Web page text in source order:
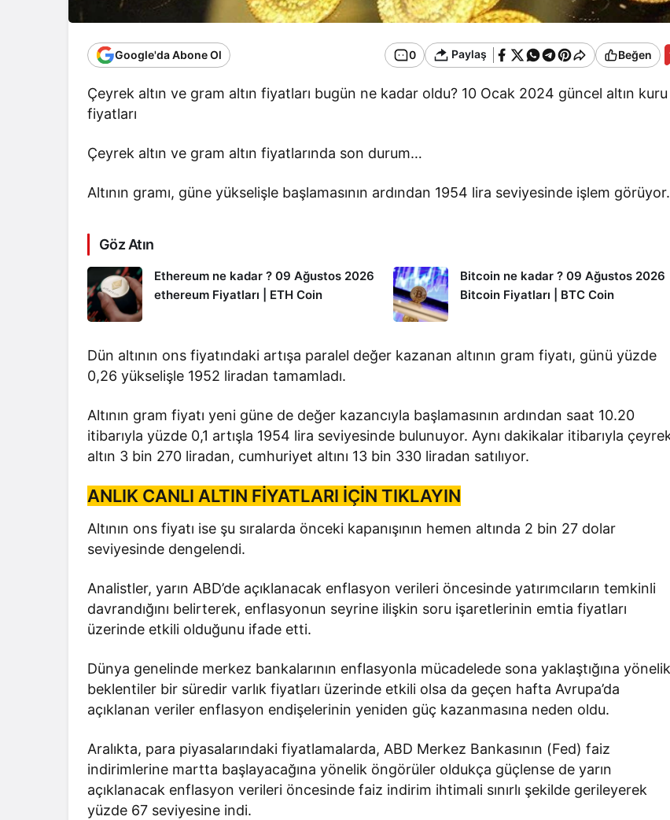
Google'da Abone Ol 0 Paylaş Beğen
Çeyrek altın ve gram altın fiyatları bugün ne kadar oldu? 10 Ocak 2024 güncel altın kuru
fiyatları
Çeyrek altın ve gram altın fiyatlarında son durum…
Altının gramı, güne yükselişle başlamasının ardından 1954 lira seviyesinde işlem görüyor.
Göz Atın
Ethereum ne kadar ? 09 Ağustos 2026
ethereum Fiyatları | ETH Coin
Bitcoin ne kadar ? 09 Ağustos 2026
Bitcoin Fiyatları | BTC Coin
Dün altının ons fiyatındaki artışa paralel değer kazanan altının gram fiyatı, günü yüzde
0,26 yükselişle 1952 liradan tamamladı.
Altının gram fiyatı yeni güne de değer kazancıyla başlamasının ardından saat 10.20
itibarıyla yüzde 0,1 artışla 1954 lira seviyesinde bulunuyor. Aynı dakikalar itibarıyla
altın 3 bin 270 liradan, cumhuriyet altını 13 bin 330 liradan satılıyor.
ANLIK CANLI ALTIN FİYATLARI İÇİN TIKLAYIN
Altının ons fiyatı ise şu sıralarda önceki kapanışının hemen altında 2 bin 27 dolar
seviyesinde dengelendi.
Analistler, yarın ABD’de açıklanacak enflasyon verileri öncesinde yatırımcıların temkinli
davrandığını belirterek, enflasyonun seyrine ilişkin soru işaretlerinin emtia fiyatları
üzerinde etkili olduğunu ifade etti.
Dünya genelinde merkez bankalarının enflasyonla mücadelede sona yaklaştığına yönelik
beklentiler bir süredir varlık fiyatları üzerinde etkili olsa da geçen hafta Avrupa’da
açıklanan veriler enflasyon endişelerinin yeniden güç kazanmasına neden oldu.
Aralıkta, para piyasalarındaki fiyatlamalarda, ABD Merkez Bankasının (Fed) faiz
indirimlerine martta başlayacağına yönelik öngörüler oldukça güçlense de yarın
açıklanacak enflasyon verileri öncesinde faiz indirim ihtimali sınırlı şekilde gerileyerek
yüzde 67 seviyesine indi.